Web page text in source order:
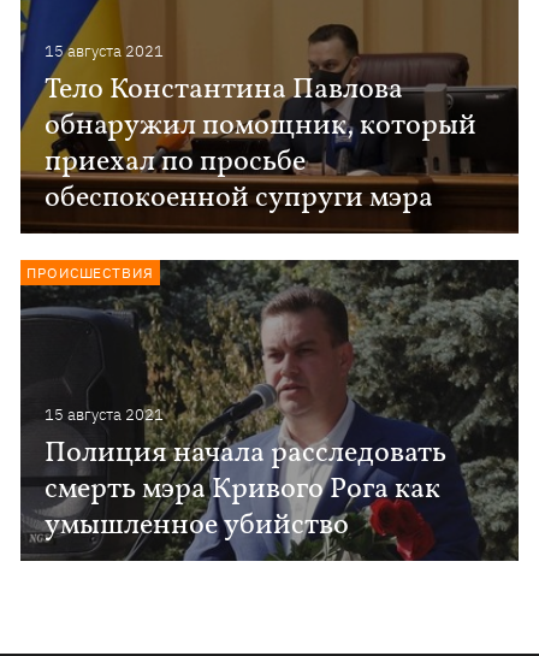
15 августа 2021
Тело Константина Павлова
обнаружил помощник, который
приехал по просьбе
обеспокоенной супруги мэра
15 августа 2021
Полиция начала расследовать
смерть мэра Кривого Рога как
умышленное убийство
ПРОИСШЕСТВИЯ